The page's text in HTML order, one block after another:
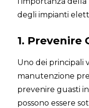
degli impianti
1. Prevenire
Uno dei principali
manutenzione
prevenire guasti
possono essere